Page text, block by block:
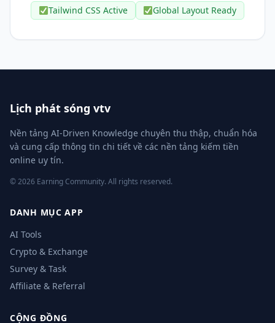
Tailwind CSS Active Global Layout Ready
Lịch phát sóng vtv
Nền tảng AI-Driven Knowledge chuyên thu thập, chuẩn hóa
và cung cấp thông tin chi tiết về các nền tảng kiếm tiền
online uy tín.
© 2026 Earning Community. All rights reserved.
DANH MỤC APP
AI Tools
Crypto & Exchange
Survey & Task
Affiliate & Referral
CỘNG ĐỒNG